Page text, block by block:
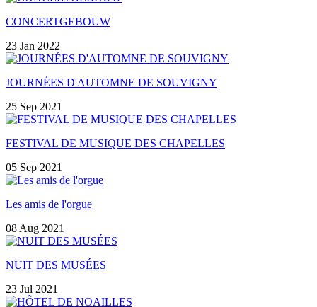
CONCERTGEBOUW
23 Jan 2022
JOURNÉES D'AUTOMNE DE SOUVIGNY
25 Sep 2021
FESTIVAL DE MUSIQUE DES CHAPELLES
05 Sep 2021
Les amis de l'orgue
08 Aug 2021
NUIT DES MUSÉES
23 Jul 2021